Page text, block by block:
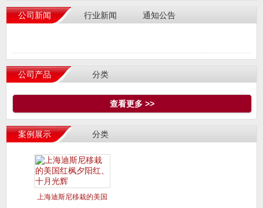
公司新闻 行业新闻 通知公告
公司产品 分类
查看更多 >>
案例展示 分类
上海迪斯尼移栽的美国